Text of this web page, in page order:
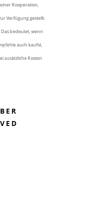
Kooperation,
Verfügung gestellt.
bedeutet, wenn
auch kaufst,
zusätzliche Kosten